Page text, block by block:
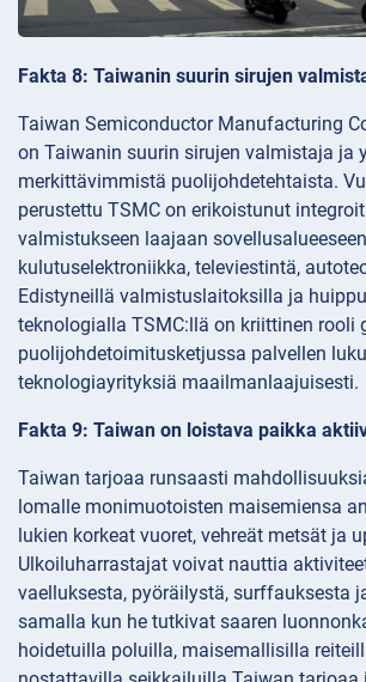
Fakta 8: Taiwanin suurin sirujen
Taiwan Semiconductor Manufacturing
on Taiwanin suurin sirujen valmistaja ja
merkittävimmistä puolijohdetehtaista.
perustettu TSMC on erikoistunut
valmistukseen laajaan
kulutuselektroniikka, televiestintä,
Edistyneillä valmistuslaitoksilla ja
teknologialla TSMC:llä on kriittinen rooli
puolijohdetoimitusketjussa palvellen
teknologiayrityksiä maailmanlaajuisesti.
Fakta 9: Taiwan on loistava paikka
Taiwan tarjoaa runsaasti
lomalle monimuotoisten maisemiensa
lukien korkeat vuoret, vehreät metsät ja
Ulkoiluharrastajat voivat nauttia
vaelluksesta, pyöräilystä, surffauksesta
samalla kun he tutkivat saaren
hoidetuilla poluilla, maisemallisilla